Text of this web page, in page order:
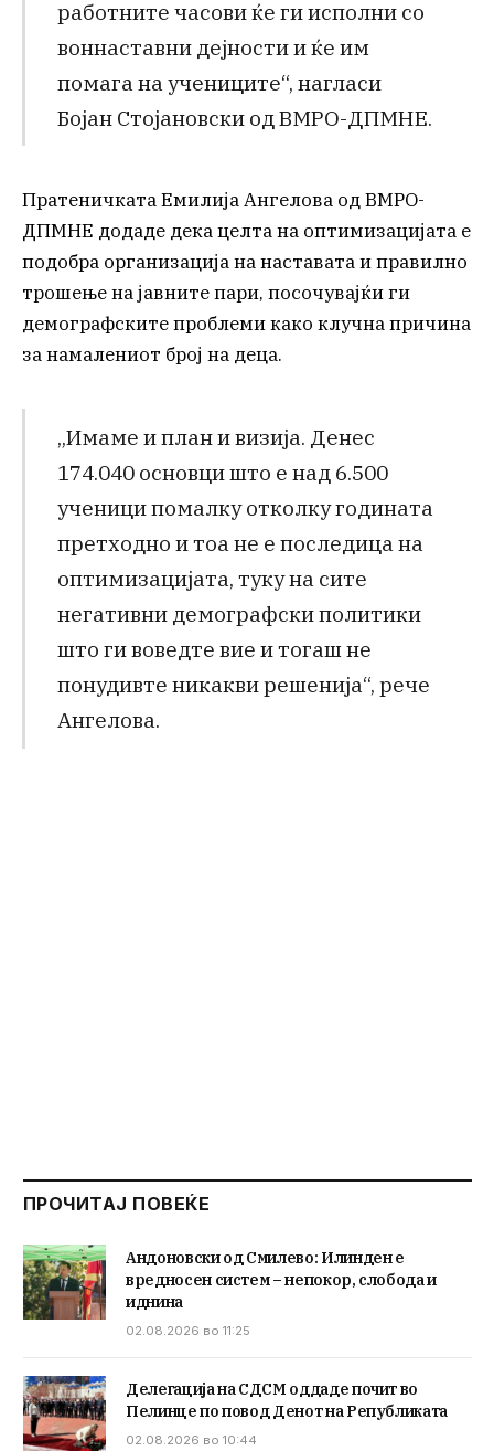
работните часови ќе ги исполни со
воннаставни дејности и ќе им
помага на учениците“, нагласи
Бојан Стојановски од ВМРО-ДПМНЕ.
Пратеничката Емилија Ангелова од ВМРО-
ДПМНЕ додаде дека целта на оптимизацијата е
подобра организација на наставата и правилно
трошење на јавните пари, посочувајќи ги
демографските проблеми како клучна причина
за намалениот број на деца.
„Имаме и план и визија. Денес
174.040 основци што е над 6.500
ученици помалку отколку годината
претходно и тоа не е последица на
оптимизацијата, туку на сите
негативни демографски политики
што ги воведте вие и тогаш не
понудивте никакви решенија“, рече
Ангелова.
ПРОЧИТАЈ ПОВЕЌЕ
Андоновски од Смилево: Илинден е
вредносен систем – непокор, слобода и
иднина
02.08.2026 во 11:25
Делегација на СДСМ оддаде почит во
Пелинце по повод Денот на Републиката
02.08.2026 во 10:44